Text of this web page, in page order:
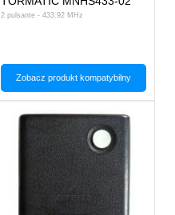
2 pulsante - 433.92 MHz
Zobacz produkt kompatybilny